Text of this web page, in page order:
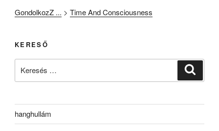
GondolkozZ ... > Time And Consciousness
KERESŐ
hanghullám